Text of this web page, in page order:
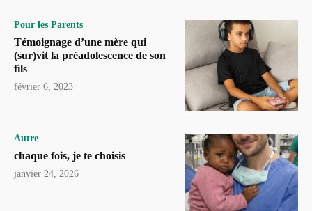
Pour les Parents
Témoignage d’une mère qui
(sur)vit la préadolescence de son
fils
février 6, 2023
Autre
chaque fois, je te choisis
janvier 24, 2026